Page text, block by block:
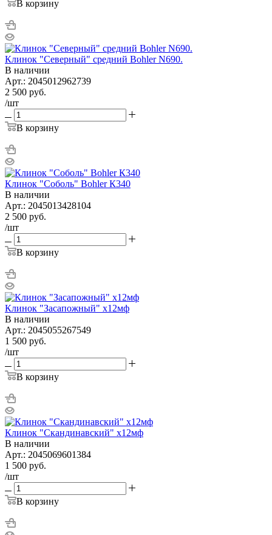
В корзину
Клинок "Северный" средний Bohler N690.
В наличии
Арт.: 2045012962739
2 500 руб.
/шт
В корзину
Клинок "Соболь" Bohler К340
В наличии
Арт.: 2045013428104
2 500 руб.
/шт
В корзину
Клинок "Засапожный" х12мф
В наличии
Арт.: 2045055267549
1 500 руб.
/шт
В корзину
Клинок "Скандинавский" х12мф
В наличии
Арт.: 2045069601384
1 500 руб.
/шт
В корзину